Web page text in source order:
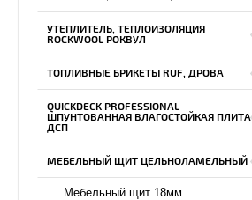
УТЕПЛИТЕЛЬ, ТЕПЛОИЗОЛЯЦИЯ
ROCKWOOL РОКВУЛ
ТОПЛИВНЫЕ БРИКЕТЫ RUF, ДРОВА
QUICKDECK PROFESSIONAL
ШПУНТОВАННАЯ ВЛАГОСТОЙКАЯ ПЛИТА
ДСП
МЕБЕЛЬНЫЙ ЩИТ ЦЕЛЬНОЛАМЕЛЬНЫЙ
Мебельный щит 18мм